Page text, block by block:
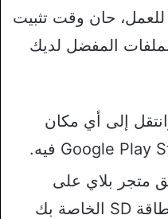
للعمل، حان وقت تثبيت
المفضل لديك
إلى أي مكان
متجر بلاي على
جهازك فسيكون على بطاقة SD الخاصة بك